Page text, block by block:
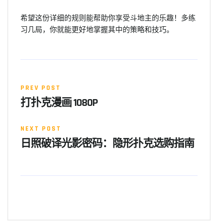
希望这份详细的规则能帮助你享受斗地主的乐趣！多练
习几局，你就能更好地掌握其中的策略和技巧。
PREV POST
打扑克漫画 1080P
NEXT POST
日照破译光影密码：隐形扑克选购指南